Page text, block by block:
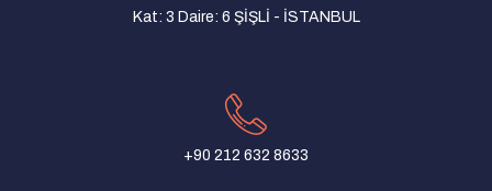
Kat: 3 Daire: 6 ŞİŞLİ - İSTANBUL
+90 212 632 8633